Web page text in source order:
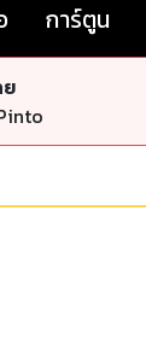
การ์ตูน